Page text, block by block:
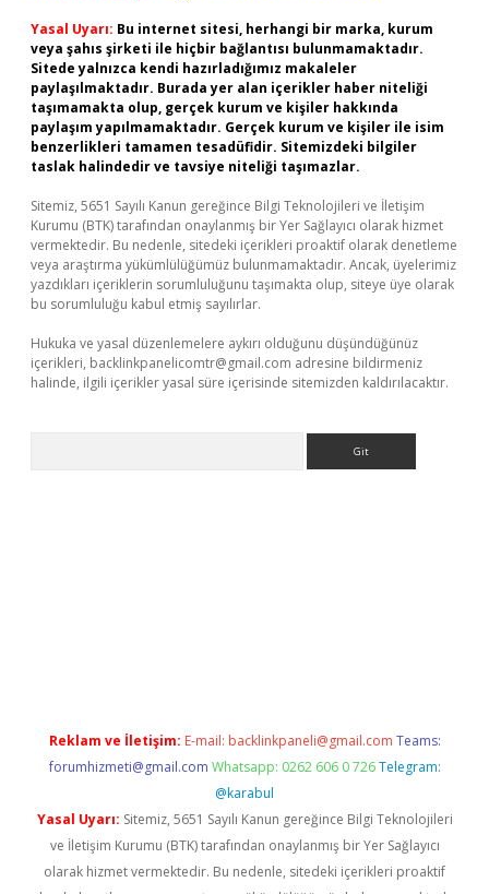
Yasal Uyarı: Bu internet sitesi, herhangi bir marka, kurum
veya şahıs şirketi ile hiçbir bağlantısı bulunmamaktadır.
Sitede yalnızca kendi hazırladığımız makaleler
paylaşılmaktadır. Burada yer alan içerikler haber niteliği
taşımamakta olup, gerçek kurum ve kişiler hakkında
paylaşım yapılmamaktadır. Gerçek kurum ve kişiler ile isim
benzerlikleri tamamen tesadüfidir. Sitemizdeki bilgiler
taslak halindedir ve tavsiye niteliği taşımazlar.
Sitemiz, 5651 Sayılı Kanun gereğince Bilgi Teknolojileri ve İletişim
Kurumu (BTK) tarafından onaylanmış bir Yer Sağlayıcı olarak hizmet
vermektedir. Bu nedenle, sitedeki içerikleri proaktif olarak denetleme
veya araştırma yükümlülüğümüz bulunmamaktadır. Ancak, üyelerimiz
yazdıkları içeriklerin sorumluluğunu taşımakta olup, siteye üye olarak
bu sorumluluğu kabul etmiş sayılırlar.
Hukuka ve yasal düzenlemelere aykırı olduğunu düşündüğünüz
içerikleri, backlinkpanelicomtr@gmail.com adresine bildirmeniz
halinde, ilgili içerikler yasal süre içerisinde sitemizden kaldırılacaktır.
Reklam ve İletişim: E-mail: backlinkpaneli@gmail.com Teams:
forumhizmeti@gmail.com Whatsapp: 0262 606 0 726 Telegram:
@karabul
Yasal Uyarı: Sitemiz, 5651 Sayılı Kanun gereğince Bilgi Teknolojileri
ve İletişim Kurumu (BTK) tarafından onaylanmış bir Yer Sağlayıcı
olarak hizmet vermektedir. Bu nedenle, sitedeki içerikleri proaktif